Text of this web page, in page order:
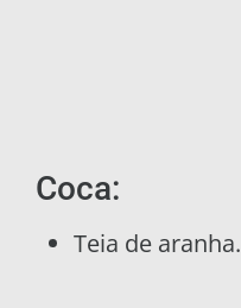
Coca:
Teia de aranha.